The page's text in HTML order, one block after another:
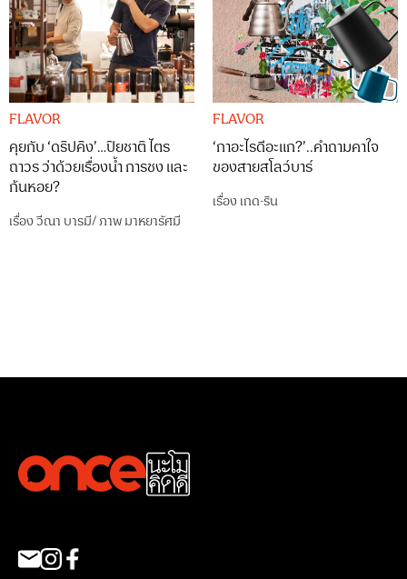
FLAVOR
คุยกับ ‘ดริปคิง’…ปิยชาติ ไตร
ถาวร ว่าด้วยเรื่องน้ำ การชง และ
ก้นหอย?
เรื่องวีณา บารมี/ภาพมาหยารัศมี
FLAVOR
‘กาอะไรดีอะแก?’..คำถามคาใจ
ของสายสโลว์บาร์
เรื่อง เกด-ริน